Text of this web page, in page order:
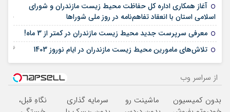
آغاز همکاری اداره کل حفاظت محیط زیست مازندران و شورای
اسلامی استان با انعقاد تفاهم‌نامه در روز ملی شوراها
29 آوریل 2025
معرفی سرپرست جدید محیط زیست مازندران در کمتر از 3 ماه!
تلاش‌های مامورین محیط زیست مازندران در ایام نوروز 1403 26 مارس 2025
از سراسر وب
بدون کمیسیون
ماشینت رو
سرمایه گذاری
نگاهِ قبل،